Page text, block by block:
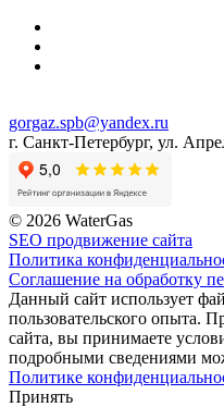
gorgaz.spb@yandex.ru
г. Санкт-Петербург, ул.
© 2026 WaterGas
SEO продвижение сайта
Политика
Соглашение на обработку
Данный сайт использует
пользовательского опыта.
сайта, вы принимаете
подробными сведениями
Политике
Принять